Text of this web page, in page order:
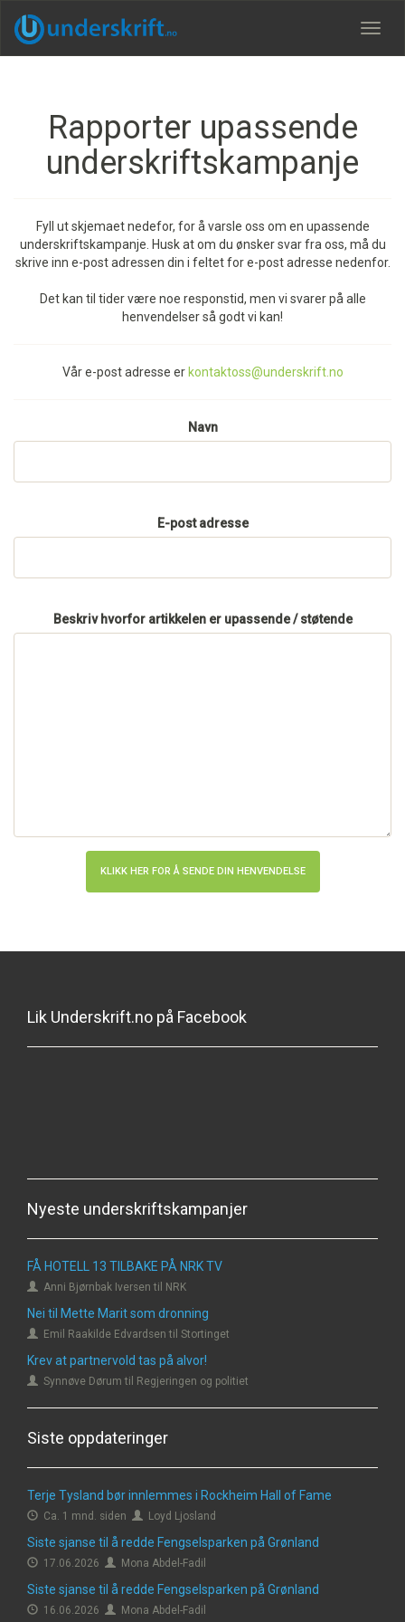
Meny
Rapporter upassende
underskriftskampanje
Fyll ut skjemaet nedefor, for å varsle oss om en upassende
underskriftskampanje. Husk at om du ønsker svar fra oss, må du
skrive inn e-post adressen din i feltet for e-post adresse nedenfor.
Det kan til tider være noe responstid, men vi svarer på alle
henvendelser så godt vi kan!
Vår e-post adresse er kontaktoss@underskrift.no
Navn
E-post adresse
Beskriv hvorfor artikkelen er upassende / støtende
Lik Underskrift.no på Facebook
Nyeste underskriftskampanjer
FÅ HOTELL 13 TILBAKE PÅ NRK TV
Anni Bjørnbak Iversen til NRK
Nei til Mette Marit som dronning
Emil Raakilde Edvardsen til Stortinget
Krev at partnervold tas på alvor!
Synnøve Dørum til Regjeringen og politiet
Siste oppdateringer
Terje Tysland bør innlemmes i Rockheim Hall of Fame
Ca. 1 mnd. siden Loyd Ljosland
Siste sjanse til å redde Fengselsparken på Grønland
17.06.2026 Mona Abdel-Fadil
Siste sjanse til å redde Fengselsparken på Grønland
16.06.2026 Mona Abdel-Fadil